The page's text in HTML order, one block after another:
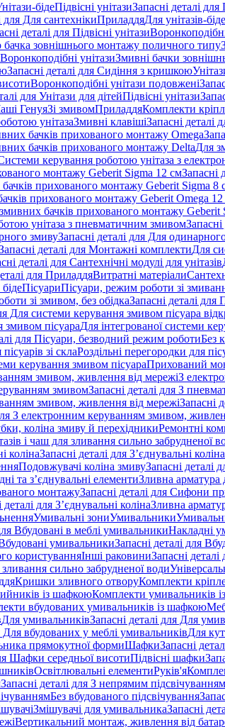
бідеПідвісні унітазиЗапасні деталі для
для Для сантехнікиПриладдяДля унітазів-біде
деталі для Підвісні унітази
бачка зовнішнього монтажу поличного типу
унітазиЗмивні бачки
Запасні деталі для Сидіння з кришкою
Воронкоподібні унітази подовжені
для Унітази для дітейПідвісні унітази
ГенуяЗі змивомПриладдяКомплекти
унітазаЗмивні клавішіЗапасні деталі
бачків прихованого монтажу Omega
бачків прихованого монтажу DeltaДля
керування роботою унітаза з
монтажу Geberit Sigma 12 смЗапасні
прихованого монтажу Geberit Sigma 8
прихованого монтажу Geberit Omega
бачків прихованого монтажу Geberit
унітаза з пневматичним змивом
змивуЗапасні деталі для Для
деталі для Монтажні комплектиДля
деталі для Сантехнічні модулі для унітазів
для ПриладдяВитратні матеріали
ПісуариПісуари, режим роботи зі
зі змивом, без обідкаЗапасні деталі
Для системи керування змивом пісуара
змивом пісуараДля інтегрованої системи
для Пісуари, безводний режим роботиБез
зі склаРоздільні перегородки для
керування змивом пісуараПрихований
змивом, живлення від мережіЗ
змивомЗапасні деталі для З
змивом, живлення від мережіЗапасні
З електронним керуванням змивом,
коліна змиву й перехідникиРемонтні
і чаш для зливання сильно забрудненої
колінаЗапасні деталі для З’єднувальні коліна
Подовжувачі коліна змивуЗапасні деталі
та з’єднувальні елементиЗливна арматура
монтажуЗапасні деталі для Сифони
деталі для З’єднувальні колінаЗливна
Умивальні зониУмивальники
Вбудовані в меблі умивальникиНакладні
умивальникиЗапасні деталі для
користуванняІнші раковиниЗапасні
сильно забрудненої води
Кришки зливного отворуКомплекти
із шафкоюКомплекти умивальників
вбудованих умивальників із шафкою
Для умивальниківЗапасні деталі для Для
Для вбудованих у меблі умивальниківДля
прямокутної формиШафкиЗапасні
Шафки середньої висотиПідвісні шафки
Освітлювальні елементиРуків'я
Запасні деталі для З непрямим підсвічуванням
Без вбудованого підсвічування
Змішувачі для умивальникаЗапасні
Вертикальний монтаж, живлення від